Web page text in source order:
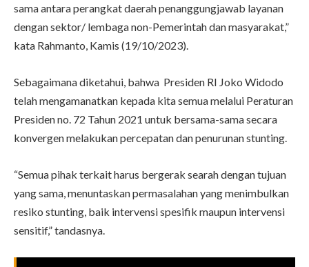
sama antara perangkat daerah penanggungjawab layanan
dengan sektor/ lembaga non-Pemerintah dan masyarakat,”
kata Rahmanto, Kamis (19/10/2023).
Sebagaimana diketahui, bahwa Presiden RI Joko Widodo
telah mengamanatkan kepada kita semua melalui Peraturan
Presiden no. 72 Tahun 2021 untuk bersama-sama secara
konvergen melakukan percepatan dan penurunan stunting.
“Semua pihak terkait harus bergerak searah dengan tujuan
yang sama, menuntaskan permasalahan yang menimbulkan
resiko stunting, baik intervensi spesifik maupun intervensi
sensitif,” tandasnya.